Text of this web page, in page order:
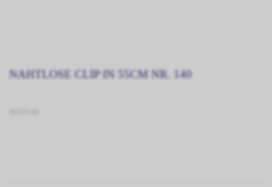
NAHTLOSE CLIP IN 55CM NR. 140